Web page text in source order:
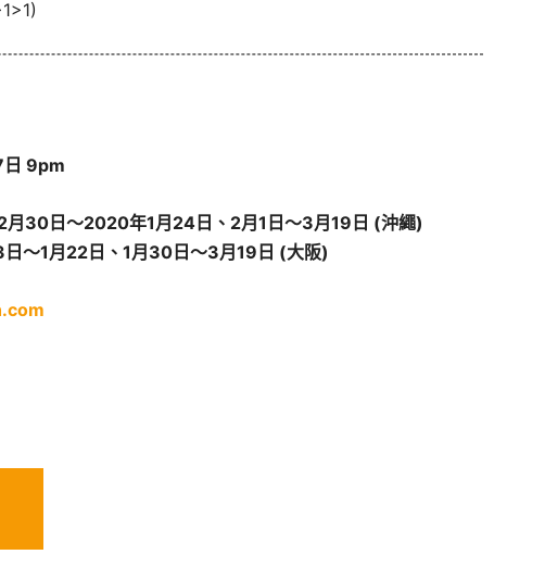
日 9pm
月30日～2020年1月24日、2月1日～3月19日 (沖繩)
～1月22日、1月30日～3月19日 (大阪)